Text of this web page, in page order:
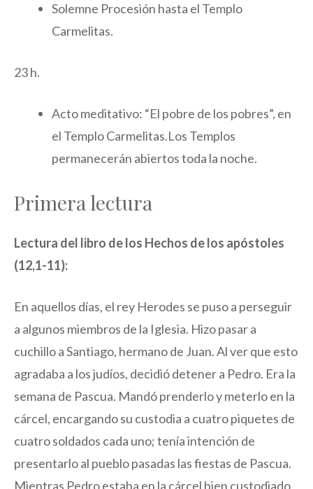
Solemne Procesión hasta el Templo
Carmelitas.
23 h.
Acto meditativo: “El pobre de los pobres”, en
el Templo Carmelitas.Los Templos
permanecerán abiertos toda la noche.
Primera lectura
Lectura del libro de los Hechos de los apóstoles
(12,1-11):
En aquellos días, el rey Herodes se puso a perseguir
a algunos miembros de la Iglesia. Hizo pasar a
cuchillo a Santiago, hermano de Juan. Al ver que esto
agradaba a los judíos, decidió detener a Pedro. Era la
semana de Pascua. Mandó prenderlo y meterlo en la
cárcel, encargando su custodia a cuatro piquetes de
cuatro soldados cada uno; tenía intención de
presentarlo al pueblo pasadas las fiestas de Pascua.
Mientras Pedro estaba en la cárcel bien custodiado,